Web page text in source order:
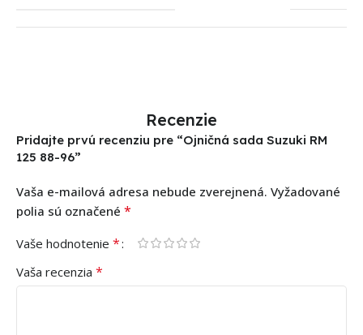
Recenzie
Pridajte prvú recenziu pre “Ojničná sada Suzuki RM
125 88-96”
Vaša e-mailová adresa nebude zverejnená. Vyžadované
polia sú označené *
Vaše hodnotenie *
Vaša recenzia *